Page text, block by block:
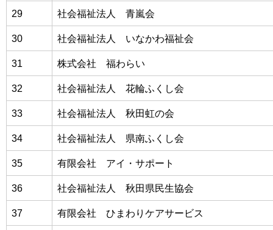
29 社会福祉法人 青嵐会
30 社会福祉法人 いなかわ福祉会
31 株式会社 福わらい
32 社会福祉法人 花輪ふくし会
33 社会福祉法人 秋田虹の会
34 社会福祉法人 県南ふくし会
35 有限会社 アイ・サポート
36 社会福祉法人 秋田県民生協会
37 有限会社 ひまわりケアサービス